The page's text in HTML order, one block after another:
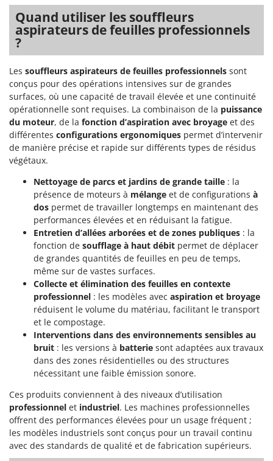
Tellarini Pompe
Telwin
Tineco
Titania
Tornado
Tre Spade
Trev - Abrek - TecnoVIR
Trotec
Udor
Unger
Verdemax
Vesco
Volpi
Waldner
Weber
WIDU
Wiper EcoRobot
Wolf Garten
Wortex
Worx
Quand utiliser les souffleurs
aspirateurs de feuilles professionnels
?
Les souffleurs aspirateurs de feuilles professionnels sont
conçus pour des opérations intensives sur de grandes
surfaces, où une capacité de travail élevée et une continuité
opérationnelle sont requises. La combinaison de la puissance
du moteur, de la fonction d’aspiration avec broyage et des
différentes configurations ergonomiques permet d’intervenir
de manière précise et rapide sur différents types de résidus
végétaux.
Nettoyage de parcs et jardins de grande taille : la
présence de moteurs à mélange et de configurations à
dos permet de travailler longtemps en maintenant des
performances élevées et en réduisant la fatigue.
Entretien d’allées arborées et de zones publiques : la
fonction de soufflage à haut débit permet de déplacer
de grandes quantités de feuilles en peu de temps,
même sur de vastes surfaces.
Collecte et élimination des feuilles en contexte
professionnel : les modèles avec aspiration et broyage
réduisent le volume du matériau, facilitant le transport
et le compostage.
Interventions dans des environnements sensibles au
bruit : les versions à batterie sont adaptées aux travaux
dans des zones résidentielles ou des structures
nécessitant une faible émission sonore.
Ces produits conviennent à des niveaux d’utilisation
professionnel et industriel. Les machines professionnelles
offrent des performances élevées pour un usage fréquent ;
les modèles industriels sont conçus pour un travail continu
avec des standards de qualité et de fabrication supérieurs.